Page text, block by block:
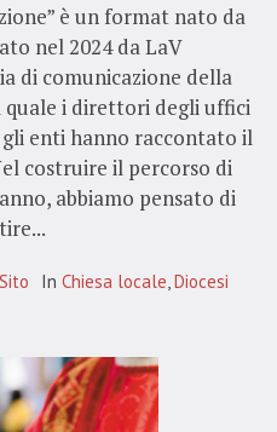
è un format nato da
nel 2024 da LaV
di comunicazione della
quale i direttori degli uffici
enti hanno raccontato il
costruire il percorso di
abbiamo pensato di
In Chiesa locale Diocesi